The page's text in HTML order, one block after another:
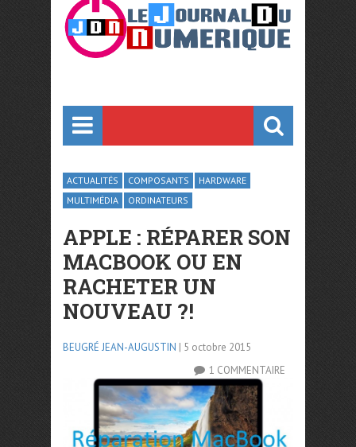
ACTUALITÉS COMPOSANTS
HARDWARE
MULTIMÉDIA
ORDINATEURS
APPLE : RÉPARER SON
MACBOOK OU EN
RACHETER UN
NOUVEAU ?!
BEUGRÉ JEAN-AUGUSTIN | 5 octobre 2015
1 COMMENTAIRE